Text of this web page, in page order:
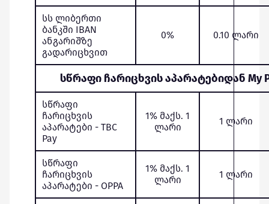
სს ლიბერთი
ბანკში IBAN
ანგარიშზე
გადარიცხვით
0% 0.10 ლარი
სწრაფი ჩარიცხვის აპარატებიდან My
სწრაფი
ჩარიცხვის
აპარატები - TBC
Pay
1% მაქს. 1
ლარი
1 ლარი
სწრაფი
ჩარიცხვის
აპარატები - OPPA
1% მაქს. 1
ლარი
1 ლარი